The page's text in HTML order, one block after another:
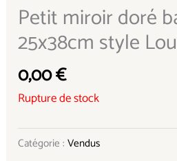
Petit miroir doré
25x38cm style
0,00€
Rupture de stock
Catégorie :Vendus